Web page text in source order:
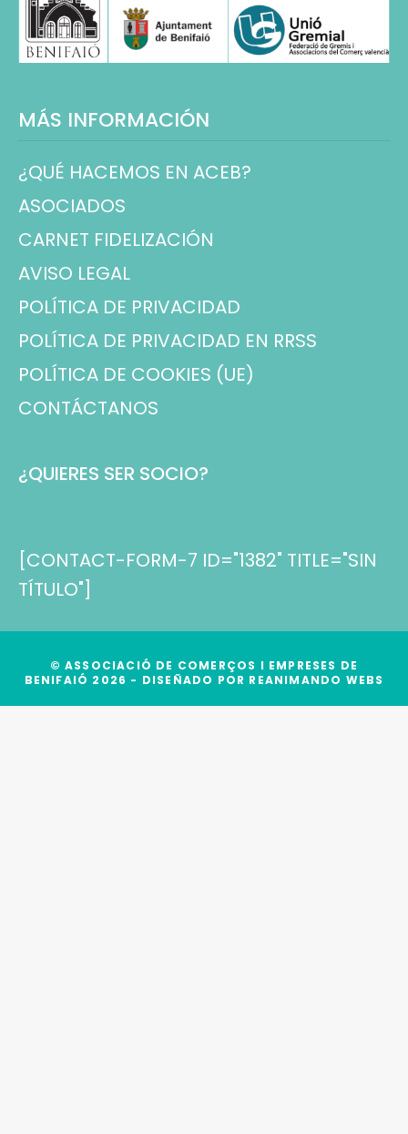
MÁS INFORMACIÓN
¿QUÉ HACEMOS EN ACEB?
ASOCIADOS
CARNET FIDELIZACIÓN
AVISO LEGAL
POLÍTICA DE PRIVACIDAD
POLÍTICA DE PRIVACIDAD EN RRSS
POLÍTICA DE COOKIES (UE)
CONTÁCTANOS
¿QUIERES SER SOCIO?
[CONTACT-FORM-7 ID="1382" TITLE="SIN
TÍTULO"]
© ASSOCIACIÓ DE COMERÇOS I EMPRESES DE
BENIFAIÓ 2026 - DISEÑADO POR REANIMANDO WEBS